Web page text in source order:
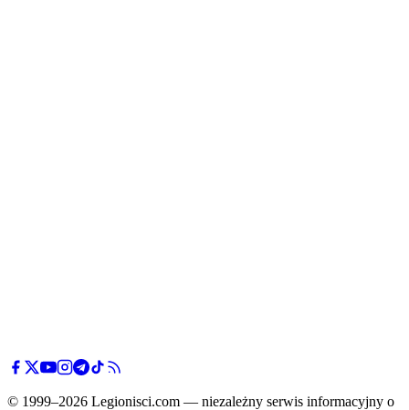
© 1999–2026 Legionisci.com — niezależny serwis informacyjny o